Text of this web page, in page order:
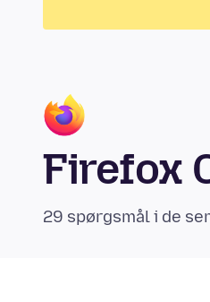
Firefox
29 spørgsmål i de